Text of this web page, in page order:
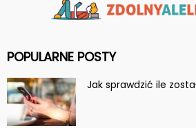
POPULARNE POSTY
Jak sprawdzić ile